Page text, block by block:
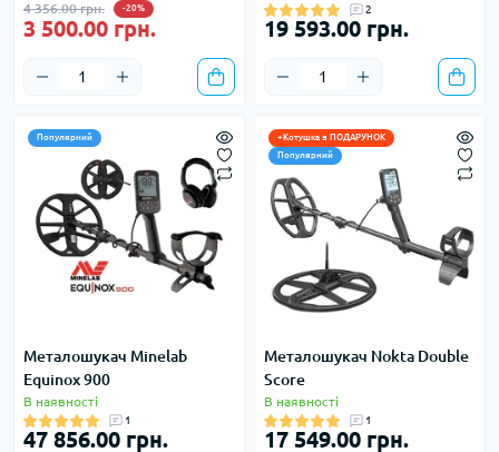
4 356.00 грн. -20%
3 500.00 грн.
2
19 593.00 грн.
Популярний
Металошукач Minelab
Equinox 900
В наявності
1
47 856.00 грн.
+Котушка в ПОДАРУНОК
Популярний
Металошукач Nokta Double
Score
В наявності
1
17 549.00 грн.